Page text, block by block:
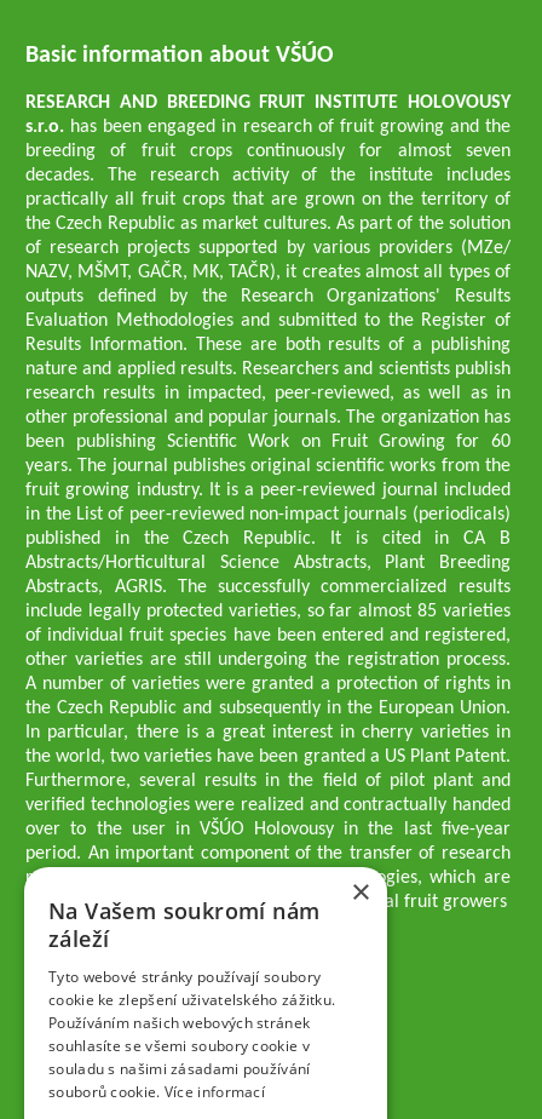
Basic information about VŠÚO
RESEARCH AND BREEDING FRUIT INSTITUTE HOLOVOUSY
s.r.o. has been engaged in research of fruit growing and the
breeding of fruit crops continuously for almost seven
decades. The research activity of the institute includes
practically all fruit crops that are grown on the territory of
the Czech Republic as market cultures. As part of the solution
of research projects supported by various providers (MZe/
NAZV, MŠMT, GAČR, MK, TAČR), it creates almost all types of
outputs defined by the Research Organizations' Results
Evaluation Methodologies and submitted to the Register of
Results Information. These are both results of a publishing
nature and applied results. Researchers and scientists publish
research results in impacted, peer-reviewed, as well as in
other professional and popular journals. The organization has
been publishing Scientific Work on Fruit Growing for 60
years. The journal publishes original scientific works from the
fruit growing industry. It is a peer-reviewed journal included
in the List of peer-reviewed non-impact journals (periodicals)
published in the Czech Republic. It is cited in CA B
Abstracts/Horticultural Science Abstracts, Plant Breeding
Abstracts, AGRIS. The successfully commercialized results
include legally protected varieties, so far almost 85 varieties
of individual fruit species have been entered and registered,
other varieties are still undergoing the registration process.
A number of varieties were granted a protection of rights in
the Czech Republic and subsequently in the European Union.
In particular, there is a great interest in cherry varieties in
the world, two varieties have been granted a US Plant Patent.
Furthermore, several results in the field of pilot plant and
verified technologies were realized and contractually handed
over to the user in VŠÚO Holovousy in the last five-year
period. An important component of the transfer of research
results into practice are growing methodologies, which are
passed on to users - professionals - professional fruit growers
Company executives
Ing. Tomáš Zmeškal
Ing. Jaroslav Vácha
Companions
Ing. Jan Blažek, CS c.
Ing. Josef Kosina, CS c.
Ing. Václav Ludvík
×
Na Vašem soukromí nám
záleží
Tyto webové stránky používají soubory
cookie ke zlepšení uživatelského zážitku.
Používáním našich webových stránek
souhlasíte se všemi soubory cookie v
souladu s našimi zásadami používání
souborů cookie. Více informací